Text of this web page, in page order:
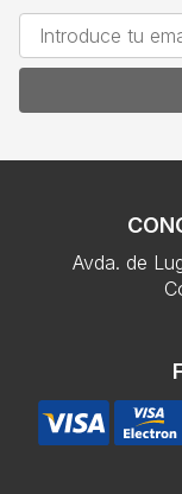
Avda. de